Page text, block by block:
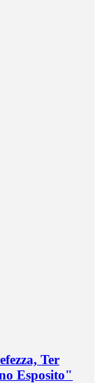
Ter
Esposito"